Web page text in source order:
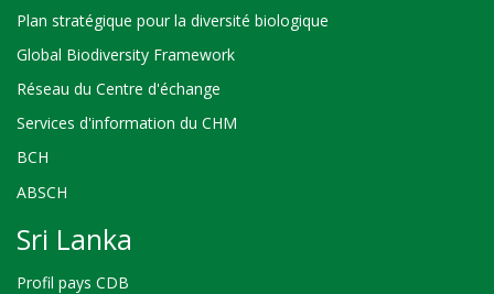
Plan stratégique pour la diversité biologique
Global Biodiversity Framework
Réseau du Centre d'échange
Services d'information du CHM
BCH
ABSCH
Sri Lanka
Profil pays CDB